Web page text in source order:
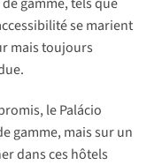
se marient
mais toujours
le Palácio
gamme, mais sur un
dans ces hôtels